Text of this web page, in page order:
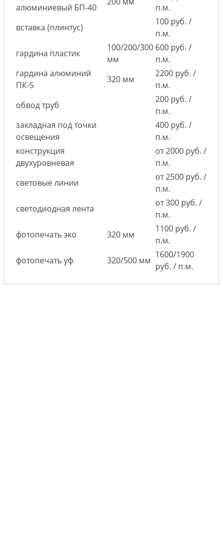
алюминиевый БП-40
п.м.
вставка (плинтус)
100 руб. /
п.м.
гардина пластик
100/200/300
мм
600 руб. /
п.м.
гардина алюминий
ПК-5
320 мм
2200 руб. /
п.м.
обвод труб
200 руб. /
п.м.
закладная под точки
освещения
400 руб. /
п.м.
конструкция
двухуровневая
от 2000 руб. /
п.м.
световые линии
от 2500 руб. /
п.м.
светодиодная лента
от 300 руб. /
п.м.
фотопечать эко
320 мм
1100 руб. /
п.м.
фотопечать уф
320/500 мм
1600/1900
руб. / п.м.